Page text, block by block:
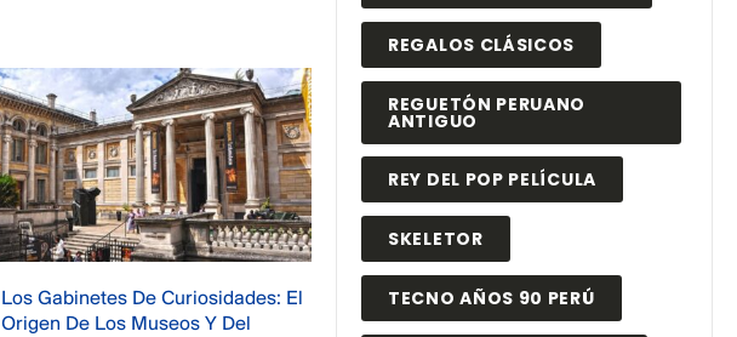
Yases: El Juego Que Marcó La
Infancia De Generaciones
10
Nikola Tesla: El Genio Que Imaginó
El Futuro Mucho Antes Que Todos
REGALOS CLÁSICOS
REGUETÓN PERUANO
ANTIGUO
REY DEL POP PELÍCULA
SKELETOR
TECNO AÑOS 90 PERÚ